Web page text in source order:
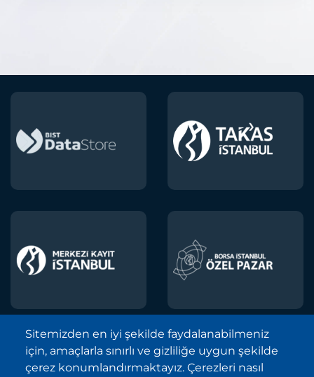
Borsa İstanbul A.Ş. © 2013-2025
Tüm Hakları Saklıdır.
Sitemizden en iyi şekilde faydalanabilmeniz
için, amaçlarla sınırlı ve gizliliğe uygun şekilde
çerez konumlandırmaktayız. Çerezleri nasıl